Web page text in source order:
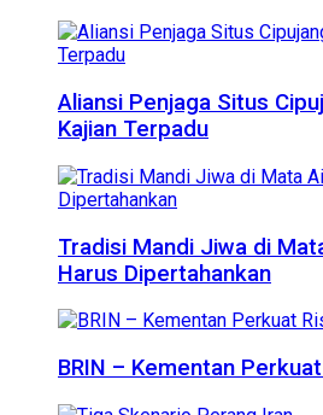
Aliansi Penjaga Situs
Kajian Terpadu
Tradisi Mandi Jiwa di
Harus Dipertahankan
BRIN – Kementan